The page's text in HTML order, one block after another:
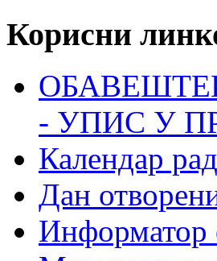
Корисни
- УПИС У
Календар
Дан
Информатор